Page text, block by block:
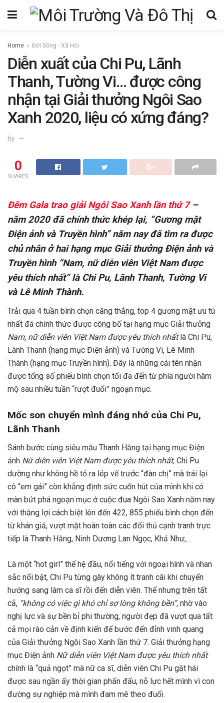
Home Đời Sống - Xã Hội
Diễn xuất của Chi Pu, Lãnh
Thanh, Tường Vi… được công
nhận tại Giải thưởng Ngôi Sao
Xanh 2020, liệu có xứng đáng?
by
0
SHARES
Đêm Gala trao giải Ngôi Sao Xanh lần thứ 7–
năm 2020 đã chính thức khép lại, “Gương mặt
Điện ảnh và Truyền hình” năm nay đã tìm ra được
chủ nhân ở hai hạng mục Giải thưởng Điện ảnh và
Truyền hình “Nam, nữ diễn viên Việt Nam được
yêu thích nhất” là Chi Pu, Lãnh Thanh, Tường Vi
và Lê Minh Thành.
Trải qua 4 tuần bình chọn căng thẳng, top 4 gương mặt ưu tú
nhất đã chính thức được công bố tại hạng mục Giải thưởng
Nam, nữ diễn viên Việt Nam được yêu thích nhấtlà Chi Pu,
Lãnh Thanh (hạng mục Điện ảnh) và Tường Vi, Lê Minh
Thành (hạng mục Truyền hình). Đây là những cái tên nhận
được tổng số phiếu bình chọn tối đa đến từ phía người hâm
mộ sau nhiều tuần “rượt đuổi” ngoạn mục.
Mốc son chuyển mình đáng nhớ của Chi Pu,
Lãnh Thanh
Sánh bước cùng siêu mẫu Thanh Hằng tại hạng mục Điện
ảnh Nữ diễn viên Việt Nam được yêu thích nhất, Chi Pu
dường như không hề tỏ ra lép vế trước “đàn chị” mà trái lại
cô “em gái” còn khẳng định sức cuốn hút của mình khi có
màn bứt phá ngoạn mục ở cuộc đua Ngôi Sao Xanh năm nay
với thắng lợi cách biệt lên đến 422, 855 phiếu bình chọn đến
từ khán giả, vượt mặt hoàn toàn các đối thủ cạnh tranh trực
tiếp là Thanh Hằng, Ninh Dương Lan Ngọc, Khả Như,…
Là một “hot girl” thế hệ đầu, nổi tiếng với ngoại hình và nhan
sắc nổi bật, Chi Pu từng gây không ít tranh cãi khi chuyển
hướng sang làm ca sĩ rồi đến diễn viên. Thế nhưng trên tất
cả, “không có việc gì khó chỉ sợ lòng không bền”, nhờ vào
nghị lực và sự bền bỉ phi thường, người đẹp đã vượt qua tất
cả mọi rào cản về định kiến để bước đến đỉnh vinh quang
của Giải thưởng Ngôi Sao Xanh lần thứ 7. Giải thưởng hạng
mục Điện ảnh Nữ diễn viên Việt Nam được yêu thích nhất
chính là “quả ngọt” mà nữ ca sĩ, diễn viên Chi Pu gặt hái
được sau ngần ấy thời gian phấn đấu, nỗ lực hết mình vì con
đường sự nghiệp mà mình đam mê theo đuổi.